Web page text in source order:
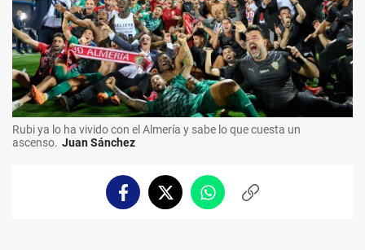
Rubi ya lo ha vivido con el Almería y sabe lo que cuesta un
ascenso. Juan Sánchez
FacebookTwitterWhatsappCopiar